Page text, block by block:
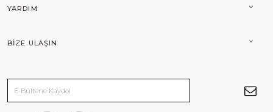
YARDIM
BIZE ULAŞIN